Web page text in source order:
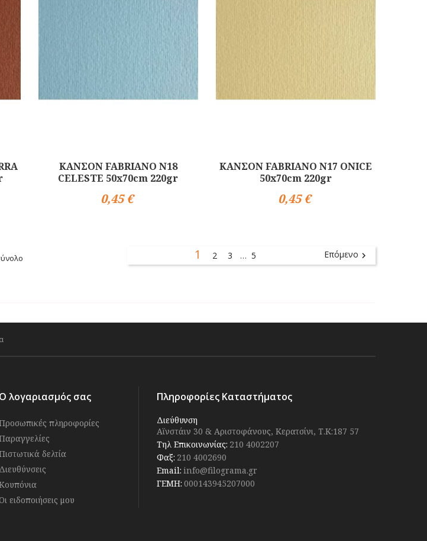
ΚΑΝΣΟΝ FABRIANO N18
CELESTE 50x70cm 220gr
0,45 €
ΚΑΝΣΟΝ FABRIANO N17 ONICE
50x70cm 220gr
0,45 €
1 2 3 … 5 Επόμενο 
Ο λογαριασμός σας
πληροφορίες
δελτία
Διευθύνσεις
ειδοποιήσεις μου
Πληροφορίες Καταστήματος
Διεύθυνση
Αϊνστάιν 30 & Αριστοφάνους, Κερατσίνι, Τ.Κ:187 57
Τηλ Επικοινωνίας: 210 4002207
Φαξ: 210 4002690
Email: info@filograma.gr
ΓΕΜΗ: 000143945207000